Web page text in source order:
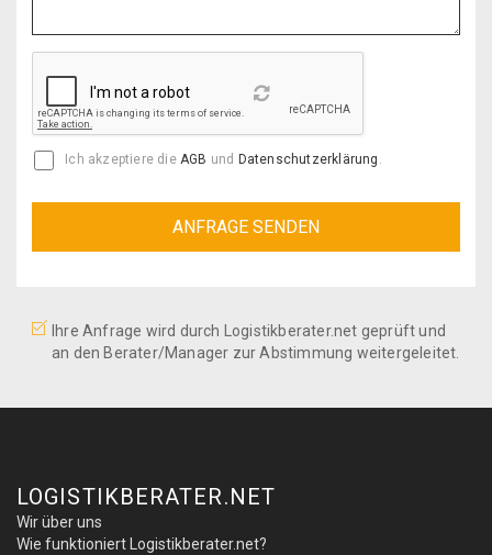
Reload
Ich akzeptiere die AGB und Datenschutzerklärung .
Ihre Anfrage wird durch Logistikberater.net geprüft und
an den Berater/Manager zur Abstimmung weitergeleitet.
LOGISTIKBERATER.NET
Wir über uns
Wie funktioniert Logistikberater.net?